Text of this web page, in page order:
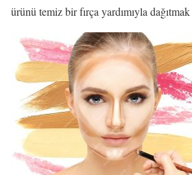
ürünü temiz bir fırça yardımıyla